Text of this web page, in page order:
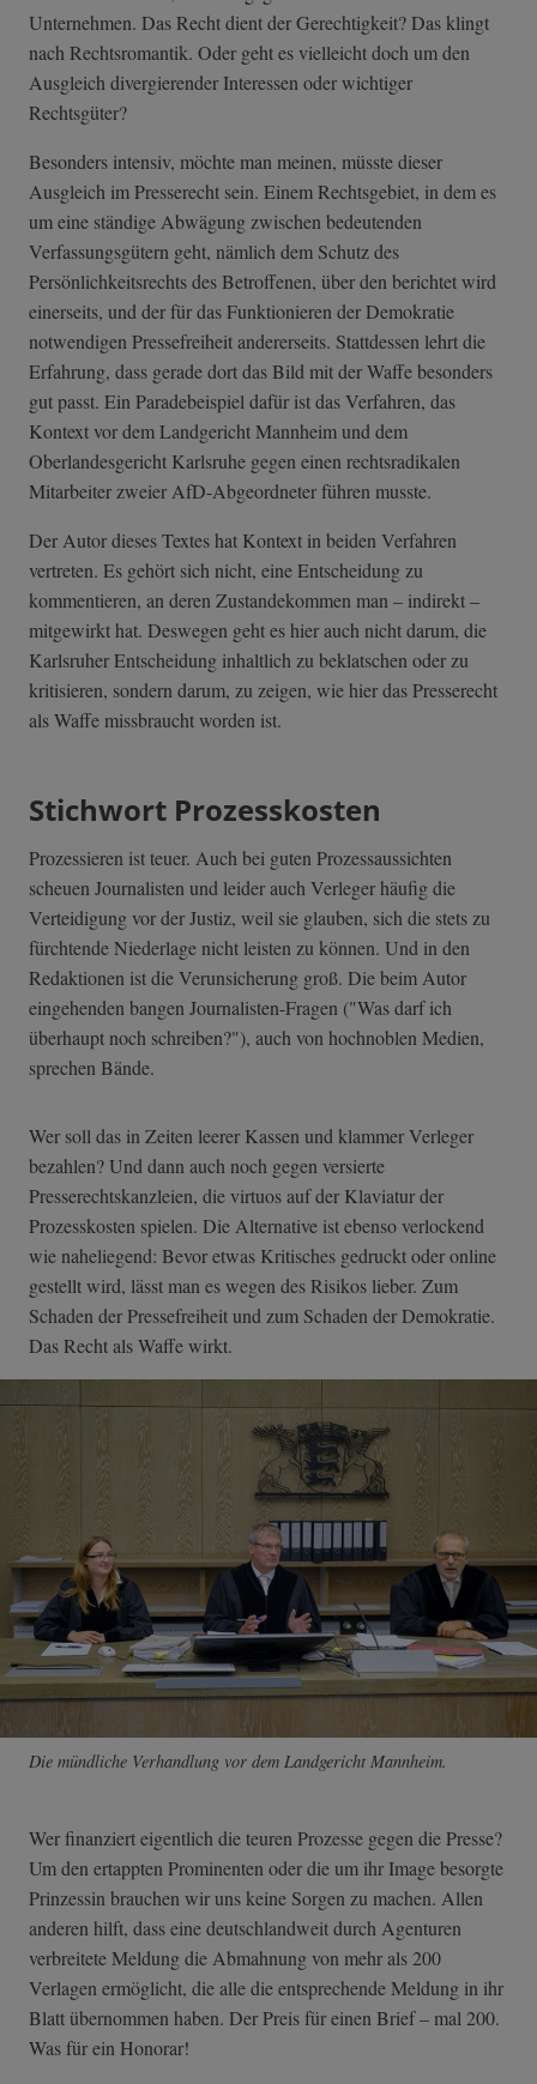
Unternehmen. Das Recht dient der Gerechtigkeit? Das klingt
nach Rechtsromantik. Oder geht es vielleicht doch um den
Ausgleich divergierender Interessen oder wichtiger
Rechtsgüter?
Besonders intensiv, möchte man meinen, müsste dieser
Ausgleich im Presserecht sein. Einem Rechtsgebiet, in dem es
um eine ständige Abwägung zwischen bedeutenden
Verfassungsgütern geht, nämlich dem Schutz des
Persönlichkeitsrechts des Betroffenen, über den berichtet wird
einerseits, und der für das Funktionieren der Demokratie
notwendigen Pressefreiheit andererseits. Stattdessen lehrt die
Erfahrung, dass gerade dort das Bild mit der Waffe besonders
gut passt. Ein Paradebeispiel dafür ist das Verfahren, das
Kontext vor dem Landgericht Mannheim und dem
Oberlandesgericht Karlsruhe gegen einen rechtsradikalen
Mitarbeiter zweier AfD-Abgeordneter führen musste.
Der Autor dieses Textes hat Kontext in beiden Verfahren
vertreten. Es gehört sich nicht, eine Entscheidung zu
kommentieren, an deren Zustandekommen man – indirekt –
mitgewirkt hat. Deswegen geht es hier auch nicht darum, die
Karlsruher Entscheidung inhaltlich zu beklatschen oder zu
kritisieren, sondern darum, zu zeigen, wie hier das Presserecht
als Waffe missbraucht worden ist.
Stichwort Prozesskosten
Prozessieren ist teuer. Auch bei guten Prozessaussichten
scheuen Journalisten und leider auch Verleger häufig die
Verteidigung vor der Justiz, weil sie glauben, sich die stets zu
fürchtende Niederlage nicht leisten zu können. Und in den
Redaktionen ist die Verunsicherung groß. Die beim Autor
eingehenden bangen Journalisten-Fragen ("Was darf ich
überhaupt noch schreiben?"), auch von hochnoblen Medien,
sprechen Bände.
Wer soll das in Zeiten leerer Kassen und klammer Verleger
bezahlen? Und dann auch noch gegen versierte
Presserechtskanzleien, die virtuos auf der Klaviatur der
Prozesskosten spielen. Die Alternative ist ebenso verlockend
wie naheliegend: Bevor etwas Kritisches gedruckt oder online
gestellt wird, lässt man es wegen des Risikos lieber. Zum
Schaden der Pressefreiheit und zum Schaden der Demokratie.
Das Recht als Waffe wirkt.
Die mündliche Verhandlung vor dem Landgericht Mannheim.
Wer finanziert eigentlich die teuren Prozesse gegen die Presse?
Um den ertappten Prominenten oder die um ihr Image besorgte
Prinzessin brauchen wir uns keine Sorgen zu machen. Allen
anderen hilft, dass eine deutschlandweit durch Agenturen
verbreitete Meldung die Abmahnung von mehr als 200
Verlagen ermöglicht, die alle die entsprechende Meldung in ihr
Blatt übernommen haben. Der Preis für einen Brief – mal 200.
Was für ein Honorar!